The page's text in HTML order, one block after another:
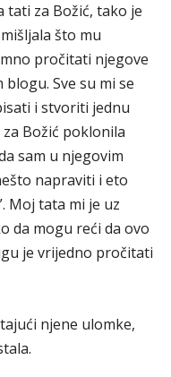
tati za Božić, tako je
što mu
pročitati njegove
Sve su mi se
i stvoriti jednu
Božić poklonila
sam u njegovim
napraviti i eto
Moj tata mi je uz
da mogu reći da ovo
je vrijedno pročitati
njene ulomke,